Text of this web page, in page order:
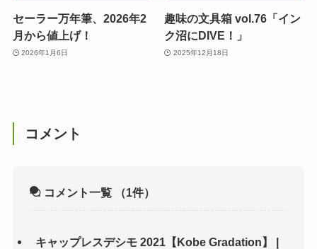
セーラー万年筆、2026年2
月から値上げ！
2026年1月6日
趣味の文具箱 vol.76「イン
ク沼にDIVE！」
2025年12月18日
コメント
コメント一覧 （1件）
キャップレスデシモ 2021【Kobe Gradation】 |